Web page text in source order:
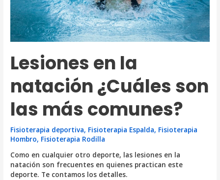
Lesiones en la
natación ¿Cuáles son
las más comunes?
Fisioterapia deportiva, Fisioterapia Espalda, Fisioterapia
Hombro, Fisioterapia Rodilla
Como en cualquier otro deporte, las lesiones en la
natación son frecuentes en quienes practican este
deporte. Te contamos los detalles.